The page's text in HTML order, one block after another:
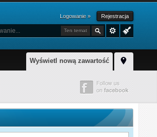
Logowanie » Rejestracja
Ten temat
Wyświetl nową zawartość